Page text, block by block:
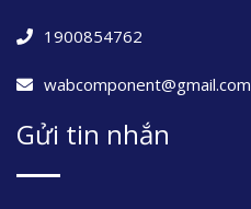
1900854762
wabcomponent@gmail.com
Gửi tin nhắn